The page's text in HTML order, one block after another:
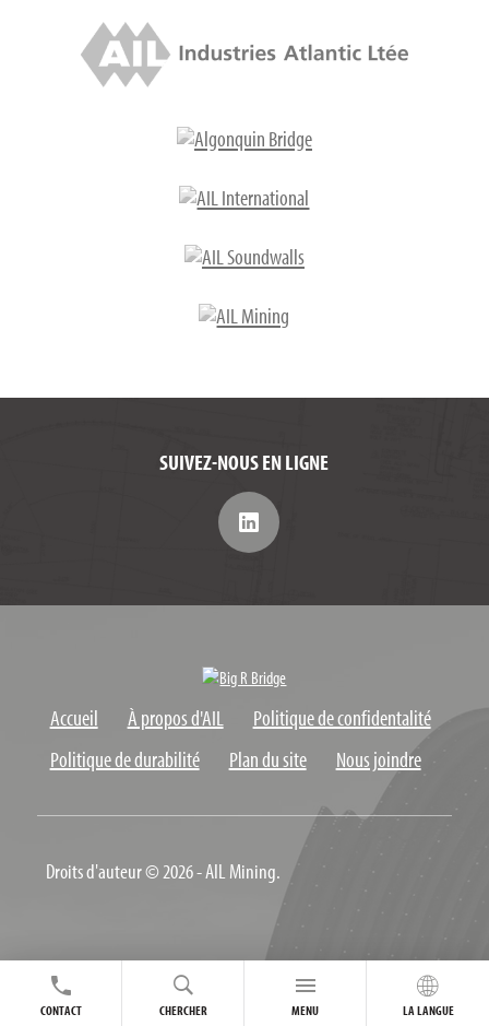
CONTACT CHERCHER MENU LA LANGUE
SUIVEZ-NOUS EN LIGNE
Accueil À propos d'AIL
Politique de confidentalité
Politique de durabilité
Plan du site Nous joindre
Droits d'auteur © 2026 - AIL Mining.